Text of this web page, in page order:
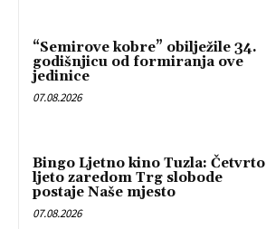
“Semirove kobre” obilježile 34.
godišnjicu od formiranja ove
jedinice
07.08.2026
Bingo Ljetno kino Tuzla: Četvrto
ljeto zaredom Trg slobode
postaje Naše mjesto
07.08.2026